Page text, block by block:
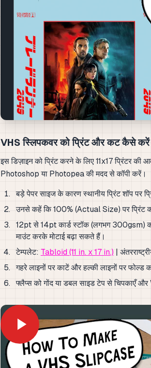
VHS स्लिपकवर को प्रिंट और कट कैसे करें
इस डिज़ाइन को प्रिंट करने के लिए 11x17 प्रिंटर की
Photoshop या Photopea की मदद से कॉपी करें।
बड़े पेपर साइज के कारण स्थानीय प्रिंट शॉप पर
उनसे कहें कि 100% (Actual Size) पर प्रिंट
12pt से 14pt कार्ड स्टॉक (लगभग 300gsm)
माउंट करके मोटाई बढ़ा सकते हैं।
टेम्पलेट: Tabloid (11 in. x 17 in.) |
गहरे लाइनों पर काटें और हल्की लाइनों पर फोल्ड
फ्लैप्स को गोंद या डबल साइड टेप से चिपकाएँ